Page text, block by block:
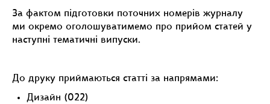
За фактом підготовки поточних номерів журналу
ми окремо оголошуватимемо про прийом статей у
наступні тематичні випуски.
До друку приймаються статті за напрямами:
Дизайн (022)